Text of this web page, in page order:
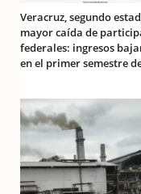
Veracruz, segundo
mayor caída de
federales: ingresos
en el primer semestre